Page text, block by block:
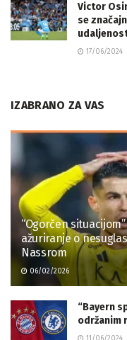
Victor
se
17/06/2024
IZABRANO ZA VAS
“Ogorčen
ažuriranje o
Nassrom
06/02/2026
“Bayern
održanim